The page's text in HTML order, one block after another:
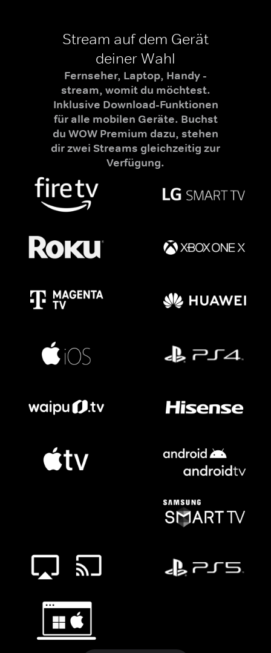
Stream auf dem Gerät
deiner Wahl
Fernseher, Laptop, Handy -
stream, womit du möchtest.
Inklusive Download-Funktionen
für alle mobilen Geräte. Buchst
du WOW Premium dazu, stehen
dir zwei Streams gleichzeitig zur
Verfügung.